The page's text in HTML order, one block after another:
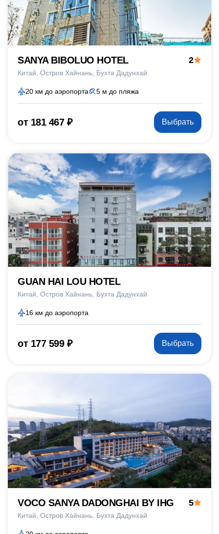
SANYA BIBOLUO HOTEL
Китай Остров Хайнань Бухта Дадунхай
2
20 км до аэропорта 5 м до пляжа
от 181 467 ₽ Выбрать
GUAN HAI LOU HOTEL
Китай Остров Хайнань Бухта Дадунхай
16 км до аэропорта
от 177 599 ₽ Выбрать
VOCO SANYA DADONGHAI BY IHG
Китай Остров Хайнань Бухта Дадунхай
5